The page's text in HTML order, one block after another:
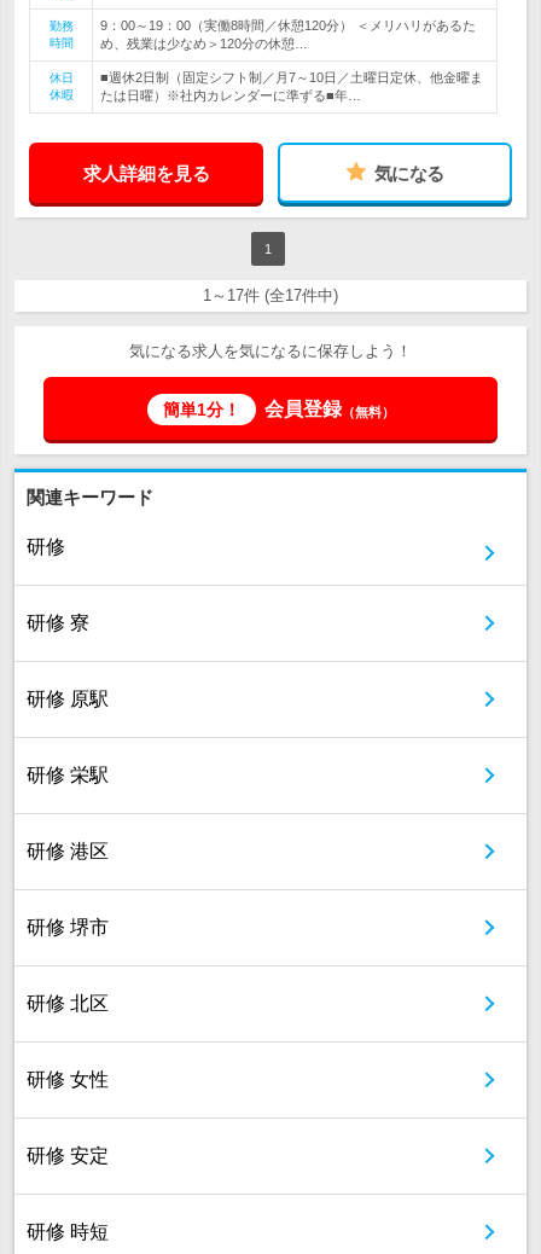
勤務
時間
9：00～19：00（実働8時間／休憩120分） ＜メリハリがあるた
め、残業は少なめ＞120分の休憩…
休日
休暇
■週休2日制（固定シフト制／月7～10日／土曜日定休、他金曜ま
たは日曜）※社内カレンダーに準ずる■年…
求人詳細を見る 気になる
1
1～17件 (全17件中)
気になる求人を気になるに保存しよう！
簡単1分！ 会員登録（無料）
関連キーワード
研修
研修 寮
研修 原駅
研修 栄駅
研修 港区
研修 堺市
研修 北区
研修 女性
研修 安定
研修 時短